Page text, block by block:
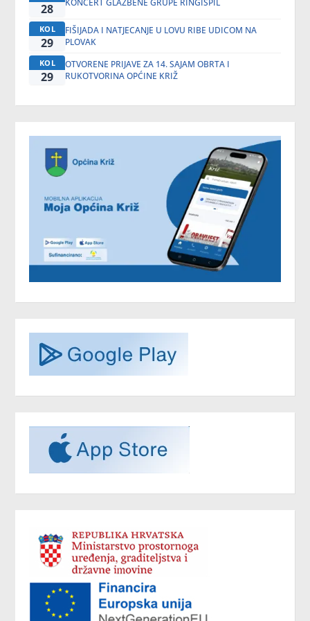
28
KOL
29
FIŠIJADA I NATJECANJE U LOVU RIBE UDICOM NA
PLOVAK
KOL
29
OTVORENE PRIJAVE ZA 14. SAJAM OBRTA I
RUKOTVORINA OPĆINE KRIŽ